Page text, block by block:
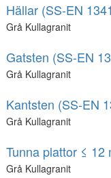
Hällar (SS-EN
Grå Kullagranit
Gatsten (SS-EN
Grå Kullagranit
Kantsten (SS-EN
Grå Kullagranit
Tunna plattor ≤ 12
Grå Kullagranit